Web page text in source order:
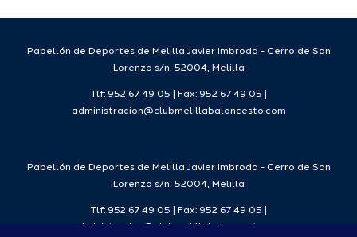
2026/27
Pabellón de Deportes de Melilla Javier Imbroda - Cerro de San
Lorenzo s/n, 52004, Melilla
Tlf: 952 67 49 05 | Fax: 952 67 49 05 |
administracion@clubmelillabaloncesto.com
Pabellón de Deportes de Melilla Javier Imbroda - Cerro de San
Lorenzo s/n, 52004, Melilla
Tlf: 952 67 49 05 | Fax: 952 67 49 05 |
administracion@clubmelillabaloncesto.com